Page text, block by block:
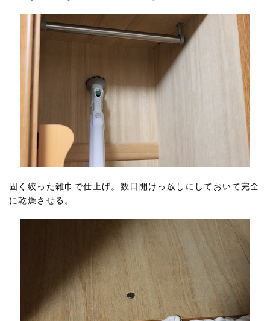
固く絞った雑巾で仕上げ。数日開けっ放しにしておいて完全
に乾燥させる。